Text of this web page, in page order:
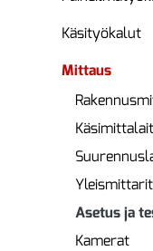
Käsityökalut
Mittaus
Yleismittarit
Asetus ja
Kamerat